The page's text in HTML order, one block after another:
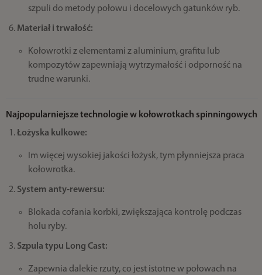
szpuli do metody połowu i docelowych gatunków ryb.
Materiał i trwałość:
Kołowrotki z elementami z aluminium, grafitu lub
kompozytów zapewniają wytrzymałość i odporność na
trudne warunki.
Najpopularniejsze technologie w kołowrotkach spinningowych
Łożyska kulkowe:
Im więcej wysokiej jakości łożysk, tym płynniejsza praca
kołowrotka.
System anty-rewersu:
Blokada cofania korbki, zwiększająca kontrolę podczas
holu ryby.
Szpula typu Long Cast:
Zapewnia dalekie rzuty, co jest istotne w połowach na